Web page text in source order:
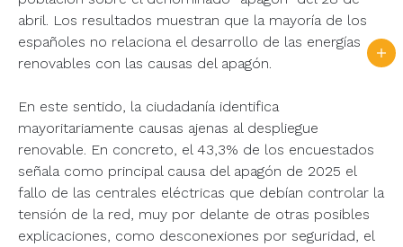
abril. Los resultados muestran que la mayoría de los
españoles no relaciona el desarrollo de las energías
renovables con las causas del apagón.
En este sentido, la ciudadanía identifica
mayoritariamente causas ajenas al despliegue
renovable. En concreto, el 43,3% de los encuestados
señala como principal causa del apagón de 2025 el
fallo de las centrales eléctricas que debían controlar la
tensión de la red, muy por delante de otras posibles
explicaciones, como desconexiones por seguridad, el